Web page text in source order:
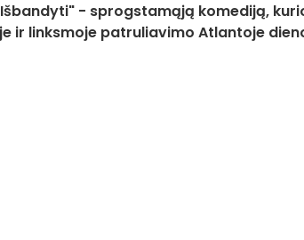
- sprogstamąją komediją,
ir linksmoje patruliavimo Atlantoje